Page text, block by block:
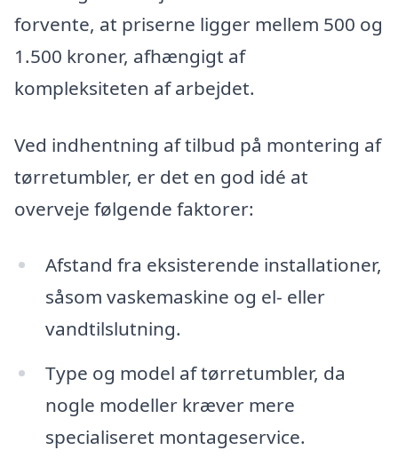
forvente, at priserne ligger mellem 500 og
1.500 kroner, afhængigt af
kompleksiteten af arbejdet.
Ved indhentning af tilbud på montering af
tørretumbler, er det en god idé at
overveje følgende faktorer:
Afstand fra eksisterende installationer,
såsom vaskemaskine og el- eller
vandtilslutning.
Type og model af tørretumbler, da
nogle modeller kræver mere
specialiseret montageservice.